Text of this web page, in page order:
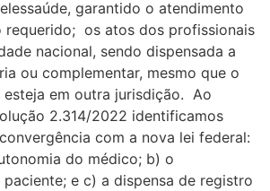
garantido o atendimento
requerido; os atos dos profissionais
nacional, sendo dispensada a
ou complementar, mesmo que o
em outra jurisdição. Ao
2.314/2022 identificamos
com a nova lei federal:
do médico; b) o
e c) a dispensa de registro